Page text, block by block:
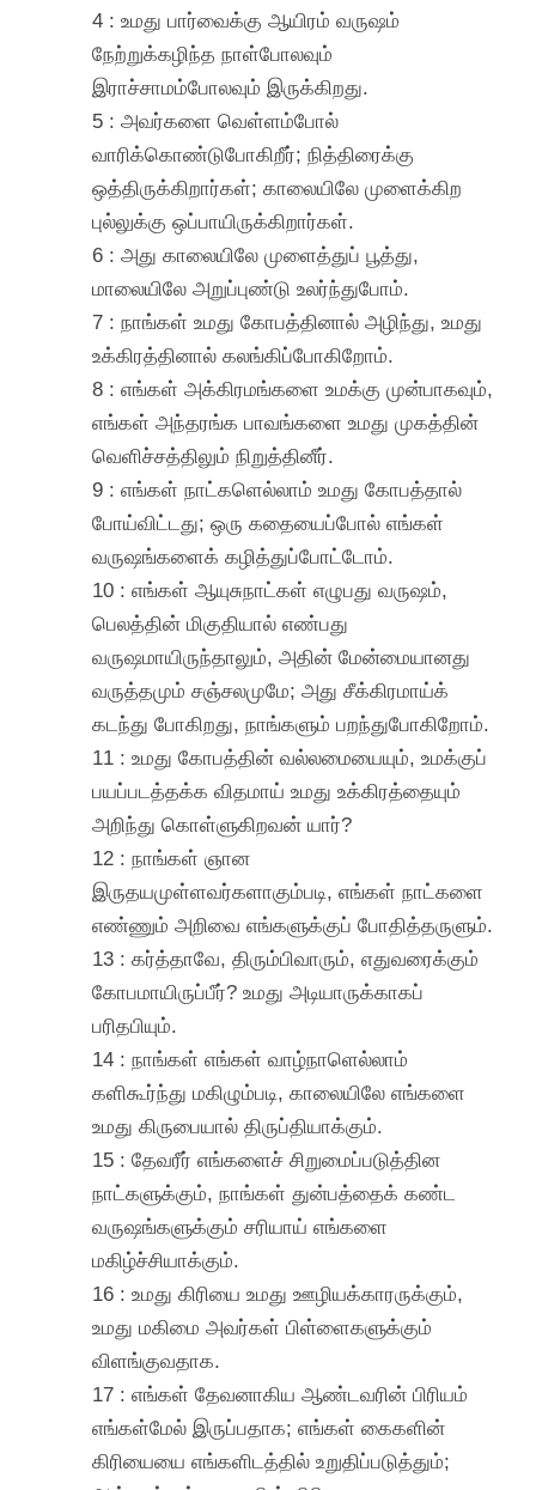
4 : உமது பார்வைக்கு ஆயிரம் வருஷம்
நேற்றுக்கழிந்த நாள்போலவும்
இராச்சாமம்போலவும் இருக்கிறது.
5 : அவர்களை வெள்ளம்போல்
வாரிக்கொண்டுபோகிறீர்; நித்திரைக்கு
ஒத்திருக்கிறார்கள்; காலையிலே முளைக்கிற
புல்லுக்கு ஒப்பாயிருக்கிறார்கள்.
6 : அது காலையிலே முளைத்துப் பூத்து,
மாலையிலே அறுப்புண்டு உலர்ந்துபோம்.
7 : நாங்கள் உமது கோபத்தினால் அழிந்து, உமது
உக்கிரத்தினால் கலங்கிப்போகிறோம்.
8 : எங்கள் அக்கிரமங்களை உமக்கு முன்பாகவும்,
எங்கள் அந்தரங்க பாவங்களை உமது முகத்தின்
வெளிச்சத்திலும் நிறுத்தினீர்.
9 : எங்கள் நாட்களெல்லாம் உமது கோபத்தால்
போய்விட்டது; ஒரு கதையைப்போல் எங்கள்
வருஷங்களைக் கழித்துப்போட்டோம்.
10 : எங்கள் ஆயுசுநாட்கள் எழுபது வருஷம்,
பெலத்தின் மிகுதியால் எண்பது
வருஷமாயிருந்தாலும், அதின் மேன்மையானது
வருத்தமும் சஞ்சலமுமே; அது சீக்கிரமாய்க்
கடந்து போகிறது, நாங்களும் பறந்துபோகிறோம்.
11 : உமது கோபத்தின் வல்லமையையும், உமக்குப்
பயப்படத்தக்க விதமாய் உமது உக்கிரத்தையும்
அறிந்து கொள்ளுகிறவன் யார்?
12 : நாங்கள் ஞான
இருதயமுள்ளவர்களாகும்படி, எங்கள் நாட்களை
எண்ணும் அறிவை எங்களுக்குப் போதித்தருளும்.
13 : கர்த்தாவே, திரும்பிவாரும், எதுவரைக்கும்
கோபமாயிருப்பீர்? உமது அடியாருக்காகப்
பரிதபியும்.
14 : நாங்கள் எங்கள் வாழ்நாளெல்லாம்
களிகூர்ந்து மகிழும்படி, காலையிலே எங்களை
உமது கிருபையால் திருப்தியாக்கும்.
15 : தேவரீர் எங்களைச் சிறுமைப்படுத்தின
நாட்களுக்கும், நாங்கள் துன்பத்தைக் கண்ட
வருஷங்களுக்கும் சரியாய் எங்களை
மகிழ்ச்சியாக்கும்.
16 : உமது கிரியை உமது ஊழியக்காரருக்கும்,
உமது மகிமை அவர்கள் பிள்ளைகளுக்கும்
விளங்குவதாக.
17 : எங்கள் தேவனாகிய ஆண்டவரின் பிரியம்
எங்கள்மேல் இருப்பதாக; எங்கள் கைகளின்
கிரியையை எங்களிடத்தில் உறுதிப்படுத்தும்;